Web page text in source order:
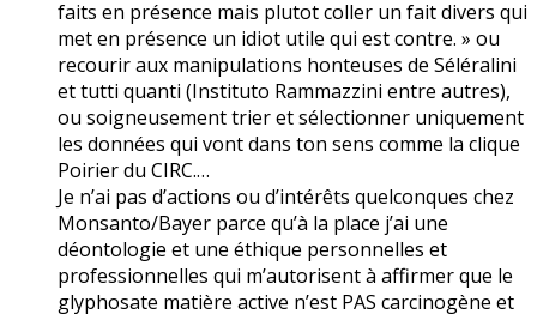
faits en présence mais plutot coller un fait divers qui
met en présence un idiot utile qui est contre. » ou
recourir aux manipulations honteuses de Séléralini
et tutti quanti (Instituto Rammazzini entre autres),
ou soigneusement trier et sélectionner uniquement
les données qui vont dans ton sens comme la clique
Poirier du CIRC.…
Je n’ai pas d’actions ou d’intérêts quelconques chez
Monsanto/Bayer parce qu’à la place j’ai une
déontologie et une éthique personnelles et
professionnelles qui m’autorisent à affirmer que le
glyphosate matière active n’est PAS carcinogène et